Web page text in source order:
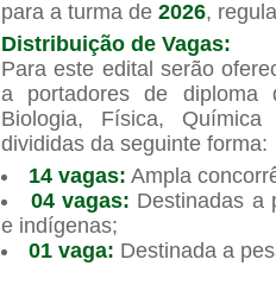
para a turma de 2026,
Distribuição de Vagas:
Para este edital serão
a portadores de diploma
Biologia, Física,
divididas da seguinte forma:
14 vagas: Ampla
04 vagas: Destinadas a
e indígenas;
01 vaga: Destinada a
Guia de boas práticas